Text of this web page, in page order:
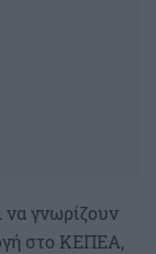
να γνωρίζουν
στο ΚΕΠΕΑ,